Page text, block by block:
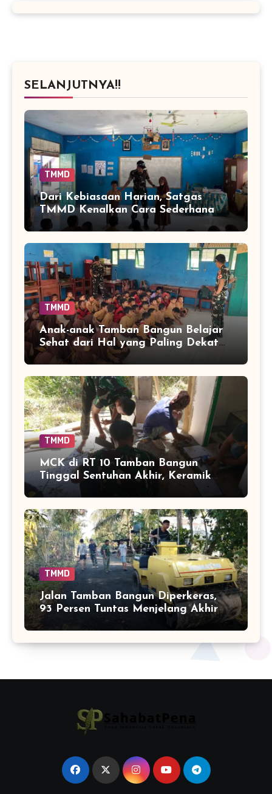
SELANJUTNYA!!
TMMD
Dari Kebiasaan Harian, Satgas
TMMD Kenalkan Cara Sederhana
Mencegah Penyakit Sejak Dini
TMMD
Anak-anak Tamban Bangun Belajar
Sehat dari Hal yang Paling Dekat
dengan Keseharian
TMMD
MCK di RT 10 Tamban Bangun
Tinggal Sentuhan Akhir, Keramik
Capai 75 Persen
TMMD
Jalan Tamban Bangun Diperkeras,
93 Persen Tuntas Menjelang Akhir
TMMD